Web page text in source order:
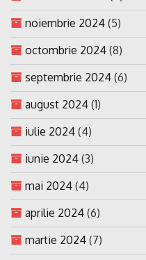
noiembrie 2024 (5)
octombrie 2024 (8)
septembrie 2024 (6)
august 2024 (1)
iulie 2024 (4)
iunie 2024 (3)
mai 2024 (4)
aprilie 2024 (6)
martie 2024 (7)